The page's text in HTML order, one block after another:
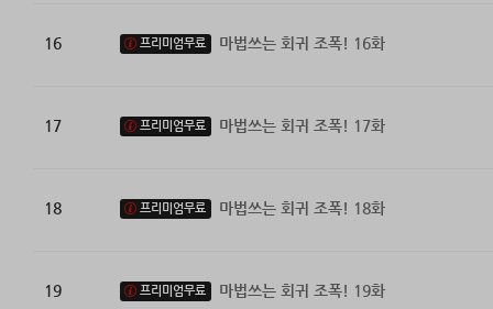
16 프리미엄무료 마법쓰는 회귀 조폭! 16화
17 프리미엄무료 마법쓰는 회귀 조폭! 17화
18 프리미엄무료 마법쓰는 회귀 조폭! 18화
19 프리미엄무료 마법쓰는 회귀 조폭! 19화